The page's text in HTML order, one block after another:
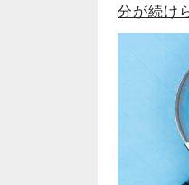
分が続け